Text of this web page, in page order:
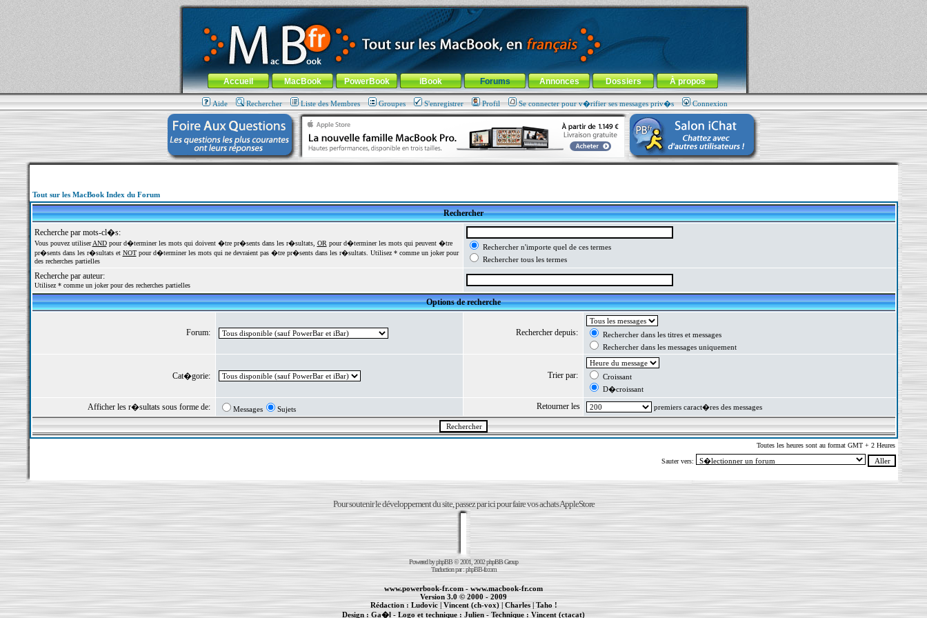
MacBook-fr.com : 100% Apple... 100% nomade !
Aller au contenu-Aller au menu général-Aller au menu de la rubrique
Menu général
Accueil MacBook PowerBook iBook Forums Annonces Dossiers À propos
Aide Rechercher Liste des Membres Groupes S'enregistrer Profil Se connecter pour v�rifier ses messages priv�s Connexion
Tout sur les MacBook Index du Forum
Rechercher
Recherche par mots-cl�s:
Vous pouvez utiliserANDpour d�terminer les mots qui doivent �tre pr�sents dans les r�sultats, OR pour d�terminer les mots qui peuvent �tre
pr�sents dans les r�sultats et NOTpour d�terminer les mots qui ne devraient pas �tre pr�sents dans les r�sultats. Utilisez * comme un joker pour
des recherches partielles
Rechercher n'importe quel de ces termes
Rechercher tous les termes
Recherche par auteur:
Utilisez * comme un joker pour des recherches partielles
Options de recherche
Forum: Rechercher depuis:
Rechercher dans les titres et messages
Rechercher dans les messages uniquement
Cat�gorie: Trier par:
Croissant
D�croissant
Afficher les r�sultats sous forme de: Messages Sujets Retourner les premiers caract�res des messages
Toutes les heures sont au format GMT + 2 Heures
Sauter vers:
Pour soutenir le développement du site, passez par ici pour faire vos achats AppleStore
Powered byphpBB© 2001, 2002 phpBB Group
Traduction par :phpBB-fr.com
www.powerbook-fr.com-www.macbook-fr.com
Version 3.0 © 2000 - 2009
Rédaction :Ludovic| Vincent (ch-vox)|Charles| Taho !
Design : Ga�l - Logo et technique : Julien - Technique :Vincent (ctacat)